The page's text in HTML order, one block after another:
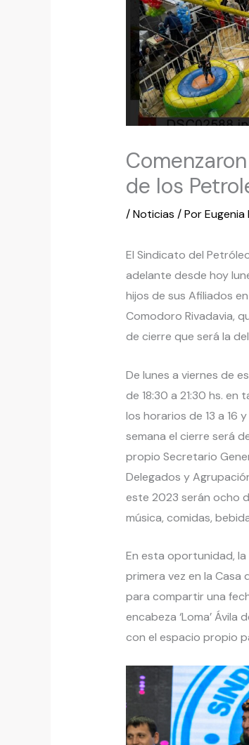
de los
/Noticias / PorEugenia
El Sindicato del
adelante desde hoy
hijos de sus Afiliados
Comodoro Rivadavia,
de cierre que será la
De lunes a viernes de
de 18:30 a 21:30 hs.
los horarios de 13 a 16
semana el cierre será
propio Secretario
Delegados y
este 2023 serán ocho
música, comidas,
En esta oportunidad,
primera vez en la Casa
para compartir una
encabeza ‘Loma’
con el espacio propio